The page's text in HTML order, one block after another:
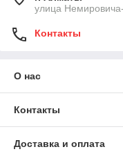
улица
Контакты
О нас
Контакты
Доставка и оплата